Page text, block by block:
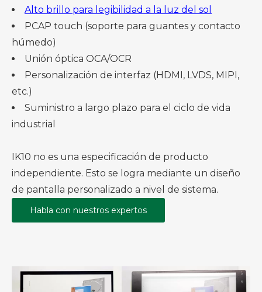
Alto brillo para legibilidad a la luz del sol
PCAP touch (soporte para guantes y contacto
húmedo)
Unión óptica OCA/OCR
Personalización de interfaz (HDMI, LVDS, MIPI,
etc.)
Suministro a largo plazo para el ciclo de vida
industrial
IK10 no es una especificación de producto
independiente. Esto se logra mediante un diseño
de pantalla personalizado a nivel de sistema.
Habla con nuestros expertos